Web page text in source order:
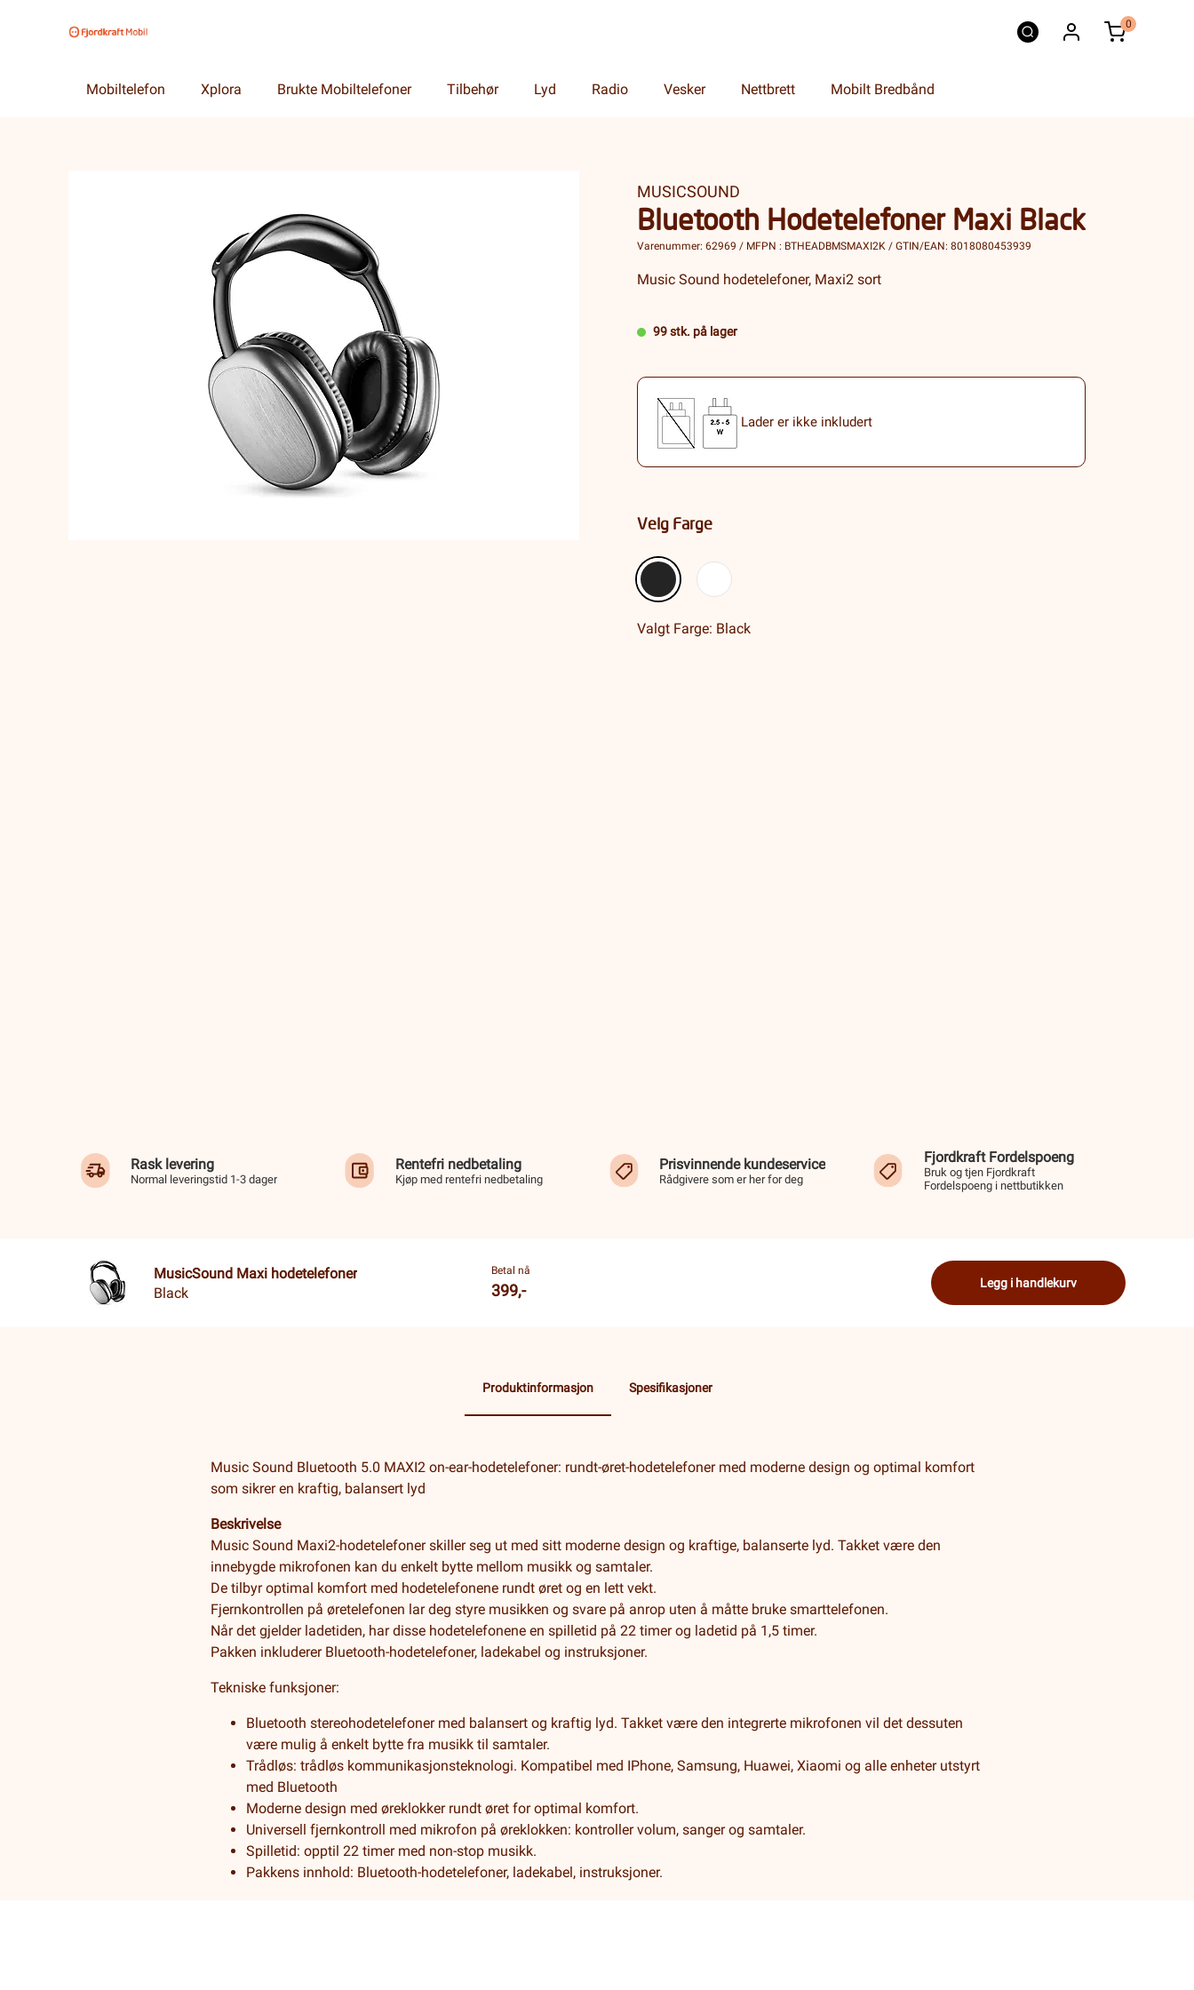
0
Mobiltelefon Xplora Brukte Mobiltelefoner Tilbehør Lyd Radio Vesker Nettbrett Mobilt Bredbånd
MUSICSOUND
Bluetooth Hodetelefoner Maxi Black
Varenummer: 62969 / MFPN : BTHEADBMSMAXI2K / GTIN/EAN: 8018080453939
Music Sound hodetelefoner, Maxi2 sort
99 stk. på lager
Lader er ikke inkludert
Velg Farge
Valgt Farge: Black
Rask levering
Normal leveringstid 1-3 dager
Rentefri nedbetaling
Kjøp med rentefri nedbetaling
Prisvinnende kundeservice
Rådgivere som er her for deg
Fjordkraft Fordelspoeng
Bruk og tjen Fjordkraft
Fordelspoeng i nettbutikken
MusicSound Maxi hodetelefoner
Black
Betal nå
399,- Legg i handlekurv
Produktinformasjon Spesifikasjoner
Music Sound Bluetooth 5.0 MAXI2 on-ear-hodetelefoner: rundt-øret-hodetelefoner med moderne design og optimal komfort
som sikrer en kraftig, balansert lyd
Beskrivelse
Music Sound Maxi2-hodetelefoner skiller seg ut med sitt moderne design og kraftige, balanserte lyd. Takket være den
innebygde mikrofonen kan du enkelt bytte mellom musikk og samtaler.
De tilbyr optimal komfort med hodetelefonene rundt øret og en lett vekt.
Fjernkontrollen på øretelefonen lar deg styre musikken og svare på anrop uten å måtte bruke smarttelefonen.
Når det gjelder ladetiden, har disse hodetelefonene en spilletid på 22 timer og ladetid på 1,5 timer.
Pakken inkluderer Bluetooth-hodetelefoner, ladekabel og instruksjoner.
Tekniske funksjoner:
Bluetooth stereohodetelefoner med balansert og kraftig lyd. Takket være den integrerte mikrofonen vil det dessuten
være mulig å enkelt bytte fra musikk til samtaler.
Trådløs: trådløs kommunikasjonsteknologi. Kompatibel med IPhone, Samsung, Huawei, Xiaomi og alle enheter utstyrt
med Bluetooth
Moderne design med øreklokker rundt øret for optimal komfort.
Universell fjernkontroll med mikrofon på øreklokken: kontroller volum, sanger og samtaler.
Spilletid: opptil 22 timer med non-stop musikk.
Pakkens innhold: Bluetooth-hodetelefoner, ladekabel, instruksjoner.